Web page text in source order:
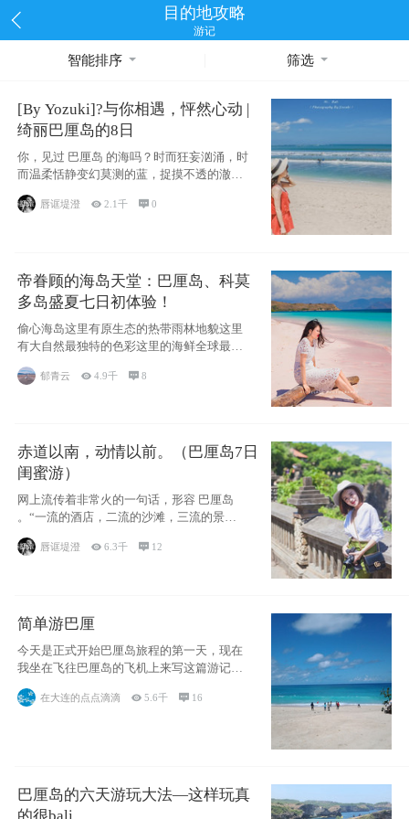
目的地攻略
游记
智能排序 筛选
[By Yozuki]?与你相遇，怦然心动 |
绮丽巴厘岛的8日
你，见过 巴厘岛 的海吗？时而狂妄汹涌，时
而温柔恬静变幻莫测的蓝，捉摸不透的澈这
些是
唇诓堤澄 2.1千 0
帝眷顾的海岛天堂：巴厘岛、科莫
多岛盛夏七日初体验！
偷心海岛这里有原生态的热带雨林地貌这里
有大自然最独特的色彩这里的海鲜全球最便
郁青云 4.9千 8
赤道以南，动情以前。（巴厘岛7日
闺蜜游）
网上流传着非常火的一句话，形容 巴厘岛
。“一流的酒店，二流的沙滩，三流的景
点。”这
唇诓堤澄 6.3千  12
简单游巴厘
今天是正式开始巴厘岛旅程的第一天，现在
我坐在飞往巴厘岛的飞机上来写这篇游记。
在大连的点点滴滴  5.6千  16
巴厘岛的六天游玩大法—这样玩真